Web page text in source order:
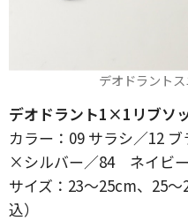
デオドラント
デオドラント1×1リブソ
カラー：09 サラシ／12
×シルバー／84 ネイビー
サイズ：23～25cm、25
込）